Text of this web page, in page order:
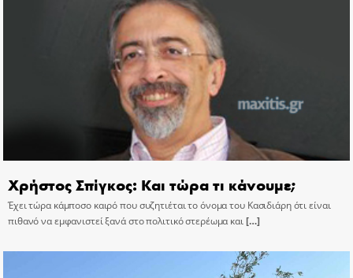
Χρήστος Σπίγκος: Και τώρα τι κάνουμε;
Έχει τώρα κάμποσο καιρό που συζητιέται το όνομα του Κασιδιάρη ότι είναι
πιθανό να εμφανιστεί ξανά στο πολιτικό στερέωμα και[…]